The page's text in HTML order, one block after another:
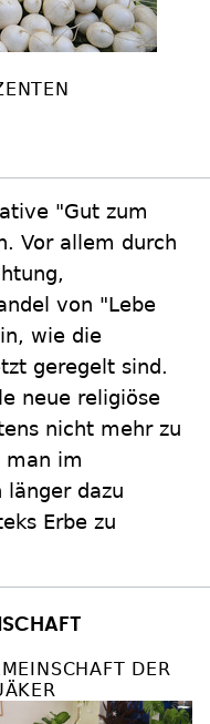
"Gut zum
Vor allem durch
von "Lebe
wie die
geregelt sind.
neue religiöse
nicht mehr zu
man im
länger dazu
Erbe zu
DER